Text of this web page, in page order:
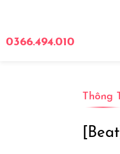
0366.494.010
Thông